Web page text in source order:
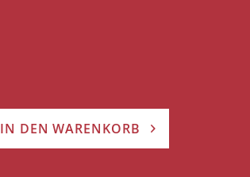
IN DEN WARENKORB